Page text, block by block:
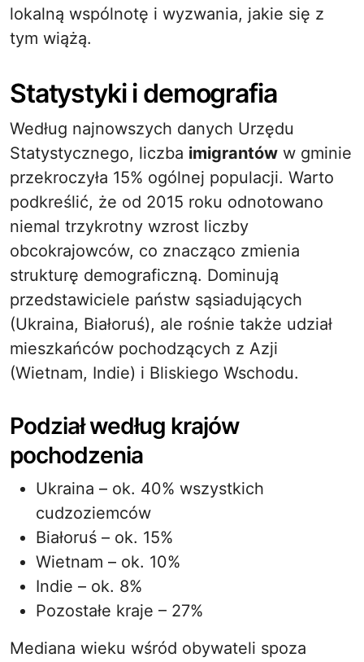
lokalną wspólnotę i wyzwania, jakie się z
tym wiążą.
Statystyki i demografia
Według najnowszych danych Urzędu
Statystycznego, liczba imigrantów w gminie
przekroczyła 15% ogólnej populacji. Warto
podkreślić, że od 2015 roku odnotowano
niemal trzykrotny wzrost liczby
obcokrajowców, co znacząco zmienia
strukturę demograficzną. Dominują
przedstawiciele państw sąsiadujących
(Ukraina, Białoruś), ale rośnie także udział
mieszkańców pochodzących z Azji
(Wietnam, Indie) i Bliskiego Wschodu.
Podział według krajów
pochodzenia
Ukraina – ok. 40% wszystkich
cudzoziemców
Białoruś – ok. 15%
Wietnam – ok. 10%
Indie – ok. 8%
Pozostałe kraje – 27%
Mediana wieku wśród obywateli spoza